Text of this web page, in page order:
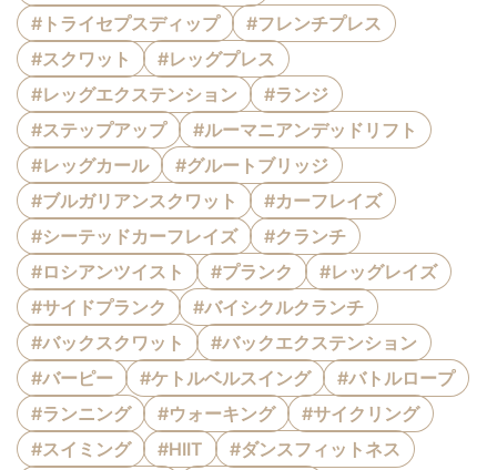
#トライセプスディップ
#フレンチプレス
#スクワット
#レッグプレス
#レッグエクステンション
#ランジ
#ステップアップ
#ルーマニアンデッドリフト
#レッグカール
#グルートブリッジ
#ブルガリアンスクワット
#カーフレイズ
#シーテッドカーフレイズ
#クランチ
#ロシアンツイスト
#プランク
#レッグレイズ
#サイドプランク
#バイシクルクランチ
#バックスクワット
#バックエクステンション
#バーピー
#ケトルベルスイング
#バトルロープ
#ランニング
#ウォーキング
#サイクリング
#スイミング
#HIIT
#ダンスフィットネス